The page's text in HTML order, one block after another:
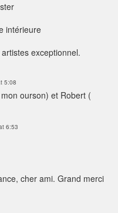
intérieure
exceptionnel.
5:08
ourson) et Robert (
6:53
cher ami. Grand merci